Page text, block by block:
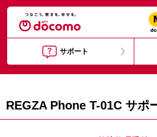
サポート
REGZA Phone T-01C サポ